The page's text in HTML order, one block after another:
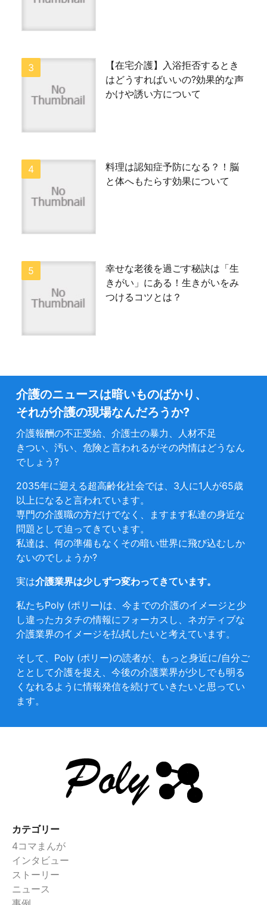
【在宅介護】入浴拒否するとき
はどうすればいいの?効果的な声
かけや誘い方について
料理は認知症予防になる？！脳
と体へもたらす効果について
幸せな老後を過ごす秘訣は「生
きがい」にある！生きがいをみ
つけるコツとは？
介護のニュースは暗いものばかり、
それが介護の現場なんだろうか?
介護報酬の不正受給、介護士の暴力、人材不足
きつい、汚い、危険と言われるがその内情はどうなん
でしょう?
2035年に迎える超高齢化社会では、3人に1人が65歳
以上になると言われています。
専門の介護職の方だけでなく、ますます私達の身近な
問題として迫ってきています。
私達は、何の準備もなくその暗い世界に飛び込むしか
ないのでしょうか?
実は介護業界は少しずつ変わってきています。
私たちPoly (ポリー)は、今までの介護のイメージと少
し違ったカタチの情報にフォーカスし、ネガティブな
介護業界のイメージを払拭したいと考えています。
そして、Poly (ポリー)の読者が、もっと身近に/自分ご
ととして介護を捉え、今後の介護業界が少しでも明る
くなれるように情報発信を続けていきたいと思ってい
ます。
カテゴリー
4コマまんが
インタビュー
ストーリー
ニュース